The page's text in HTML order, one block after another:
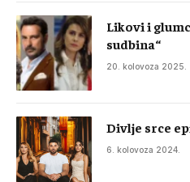
Likovi i
sudbina“
20. kolovoza 2025.
Divlje srce
6. kolovoza 2024.